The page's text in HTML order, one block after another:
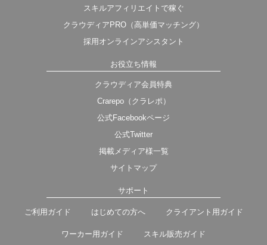
スキルアフィリエイトで稼ぐ
クラウディアPRO（高単価マッチング）
採用オンラインアシスタント
お役立ち情報
クラウディア会員特典
Crarepo（クラレポ）
公式Facebookページ
公式Twitter
掲載メディア様一覧
サイトマップ
サポート
ご利用ガイド はじめての方へ クライアント用ガイド
ワーカー用ガイド スキル販売ガイド